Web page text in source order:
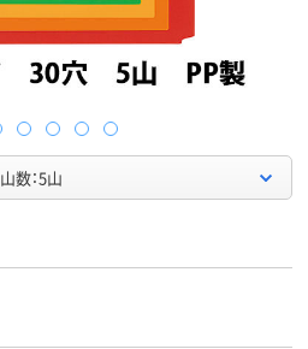
山数：5山